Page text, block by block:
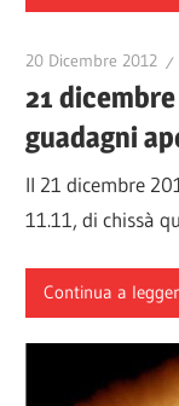
20 Dicembre 2012
21
guadagni
Il 21 dicembre
11.11, di chissà
Continua a